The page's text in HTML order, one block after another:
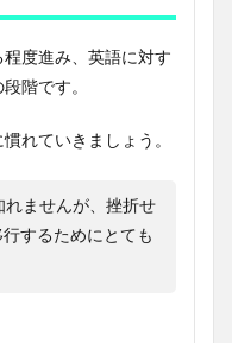
度進み、英語に対す
階です。
れていきましょう。
れませんが、挫折せ
するためにとても